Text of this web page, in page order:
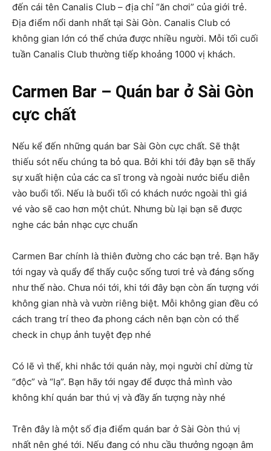
đến cái tên Canalis Club – địa chỉ “ăn chơi” của giới trẻ.
Địa điểm nổi danh nhất tại Sài Gòn. Canalis Club có
không gian lớn có thể chứa được nhiều người. Mỗi tối cuối
tuần Canalis Club thường tiếp khoảng 1000 vị khách.
Carmen Bar – Quán bar ở Sài Gòn
cực chất
Nếu kể đến những quán bar Sài Gòn cực chất. Sẽ thật
thiếu sót nếu chúng ta bỏ qua. Bởi khi tới đây bạn sẽ thấy
sự xuất hiện của các ca sĩ trong và ngoài nước biểu diễn
vào buổi tối. Nếu là buổi tối có khách nước ngoài thì giá
vé vào sẽ cao hơn một chút. Nhưng bù lại bạn sẽ được
nghe các bản nhạc cực chuẩn
Carmen Bar chính là thiên đường cho các bạn trẻ. Bạn hãy
tới ngay và quẩy để thấy cuộc sống tươi trẻ và đáng sống
như thế nào. Chưa nói tới, khi tới đây bạn còn ấn tượng với
không gian nhà và vườn riêng biệt. Mỗi không gian đều có
cách trang trí theo đa phong cách nên bạn còn có thể
check in chụp ảnh tuyệt đẹp nhé
Có lẽ vì thế, khi nhắc tới quán này, mọi người chỉ dừng từ
“độc” và “lạ”. Bạn hãy tới ngay để được thả mình vào
không khí quán bar thú vị và đầy ấn tượng này nhé
Trên đây là một số địa điểm quán bar ở Sài Gòn thú vị
nhất nên ghé tới. Nếu đang có nhu cầu thưởng ngoạn âm